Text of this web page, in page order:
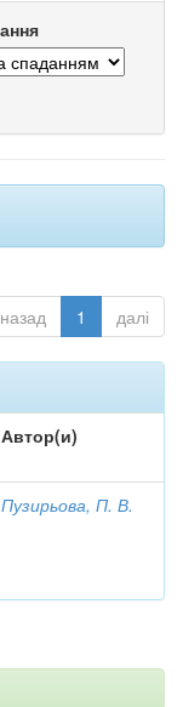
назад 1 далі
Автор(и)
Пузирьова, П. В.